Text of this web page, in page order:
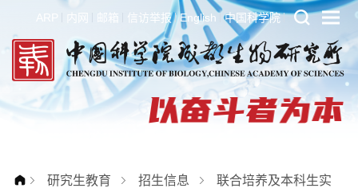
ARP 内网 邮箱 信访举报 English 中国科学院
研究生教育 招生信息
联合培养及本科生实